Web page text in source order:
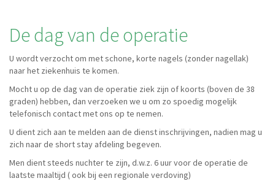
De dag van de operatie
U wordt verzocht om met schone, korte nagels (zonder nagellak)
naar het ziekenhuis te komen.
Mocht u op de dag van de operatie ziek zijn of koorts (boven de 38
graden) hebben, dan verzoeken we u om zo spoedig mogelijk
telefonisch contact met ons op te nemen.
U dient zich aan te melden aan de dienst inschrijvingen, nadien mag u
zich naar de short stay afdeling begeven.
Men dient steeds nuchter te zijn, d.w.z. 6 uur voor de operatie de
laatste maaltijd ( ook bij een regionale verdoving)